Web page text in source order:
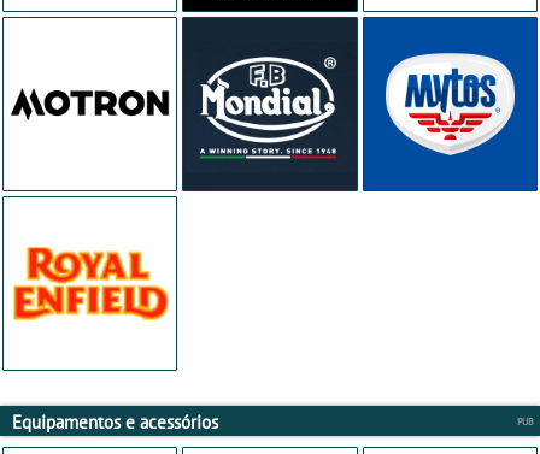
Equipamentos e acessórios